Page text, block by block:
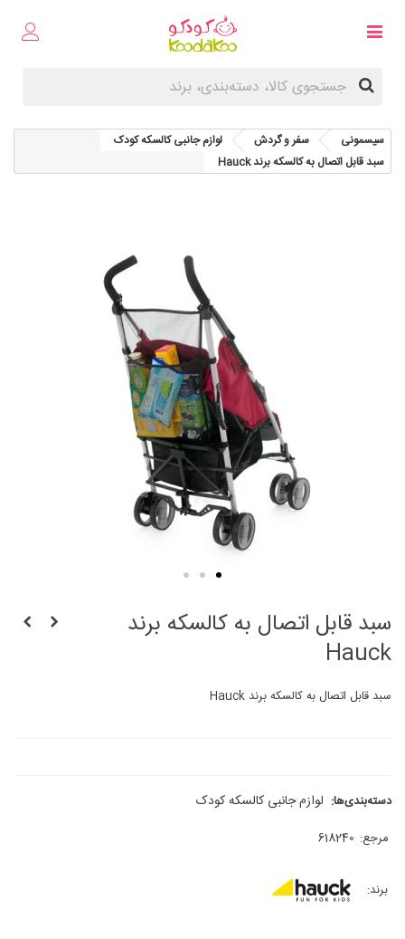
سیسمونی سفر و گردش
لوازم جانبی کالسکه کودک
سبد قابل اتصال به کالسکه برند Hauck
سبد قابل اتصال به کالسکه برند
Hauck
سبد قابل اتصال به کالسکه برند Hauck
دسته‌بندی‌ها: لوازم جانبی کالسکه کودک
مرجع: 618240
برند: